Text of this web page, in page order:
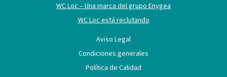
WC Loc – Una marca del grupo Enygea
WC Loc está reclutando
Aviso Legal
Condiciones generales
Política de Calidad